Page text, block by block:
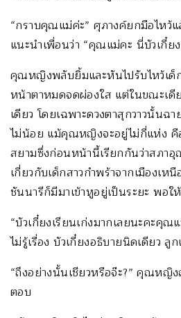
“กราบคุณแม่ค่ะ” ศุภางค์ยกมือไหว้แ
แนะนำเพื่อนว่า “คุณแม่คะ นี่บัวเกี๋ย
คุณหญิงพลับยิ้มและหันไปรับไหว้เด็
หน้าตาหมดจดผ่องใส แต่ในขณะเดี
เดียว โดยเฉพาะดวงตาสุกวาวนั้นฉา
ไม่น้อย แม้คุณหญิงจะอยู่ไม่กี่แห่ง คื
สยามซึ่งก่อนหน้านี้เรียกกันว่าสภาอุ
เกี่ยวกับเด็กสาวกำพร้าจากเมืองเ
ชันนารีก็มีมาเข้าหูอยู่เป็นระยะ พอใ
“บัวเกี๋ยงเรียนเก่งมากเลยนะคะคุณ
ไม่รู้เรื่อง บัวเกี๋ยงอธิบายนิดเดียว ลูก
“ถึงอย่างนั้นเชียวหรือจ๊ะ?” คุณหญิง
ตอบ